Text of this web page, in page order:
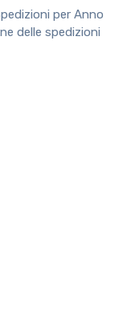
per Anno
delle spedizioni